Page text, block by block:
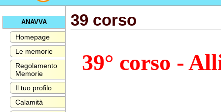
ANAVVA
Homepage
Le memorie
Regolamento
Memorie
Il tuo profilo
Calamità
39 corso
39° corso -